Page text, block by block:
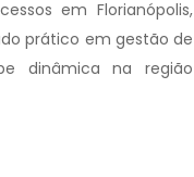
em Florianópolis,
prático em gestão de
dinâmica na região